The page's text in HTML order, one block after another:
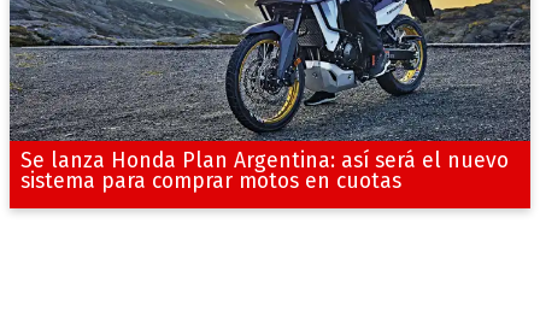
Se lanza Honda Plan Argentina: así será el nuevo
sistema para comprar motos en cuotas